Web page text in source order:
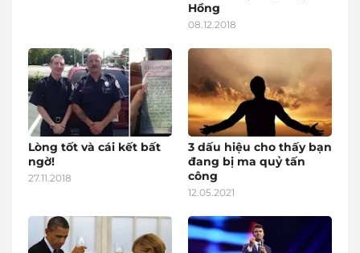
Hồng
08.12.2018
Lòng tốt và cái kết bất
ngờ!
27.11.2018
3 dấu hiệu cho thấy bạn
đang bị ma quỷ tấn
công
12.05.2021